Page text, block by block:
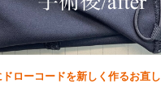
ローコードを新しく作るお直し